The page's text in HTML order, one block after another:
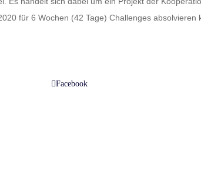
für 6 Wochen (42 Tage) Challenges
Facebook